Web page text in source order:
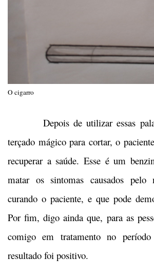
O cigarro
Depois de utilizar essas
terçado mágico para cortar, o
recuperar a saúde. Esse é um
matar os sintomas causados pelo
curando o paciente, e que pode
Por fim, digo ainda que, para as
comigo em tratamento no
resultado foi positivo.